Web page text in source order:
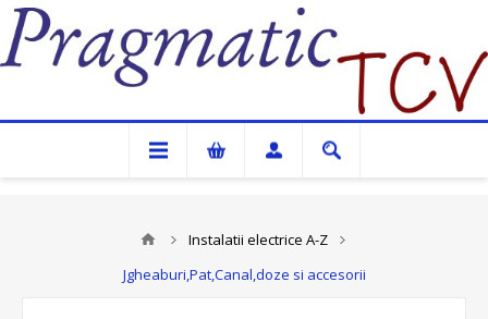
Pragmatic TCV
Instalatii electrice A-Z
Jgheaburi,Pat,Canal,doze si accesorii